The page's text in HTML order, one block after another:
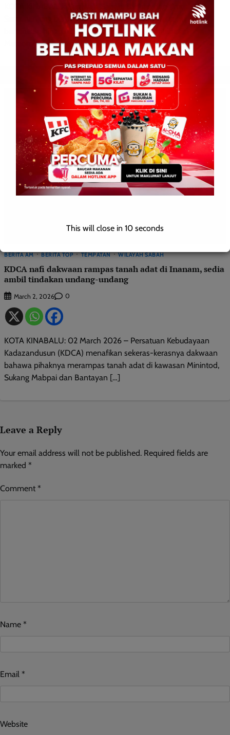
Semenanjung berpotensi menghadapi fenomena hujan
berterusan hingga 23 Mac ini. Ketua Pengarah Jabatan
Meteorologi Malaysia (MetMalaysia) Mohd Hisham […]
BERITA AM BERITA TOP TEMPATAN WILAYAH SABAH
KDCA nafi dakwaan rampas tanah adat di Inanam, sedia
ambil tindakan undang-undang
March 2, 2026 0
KOTA KINABALU: 02 March 2026 – Persatuan Kebudayaan
Kadazandusun (KDCA) menafikan sekeras-kerasnya dakwaan
bahawa pihaknya merampas tanah adat di kawasan Minintod,
Sukang Mabpai dan Bantayan […]
Leave a Reply
Your email address will not be published. Required fields are
marked *
Comment *
Name *
Email *
Website
This will close in9seconds